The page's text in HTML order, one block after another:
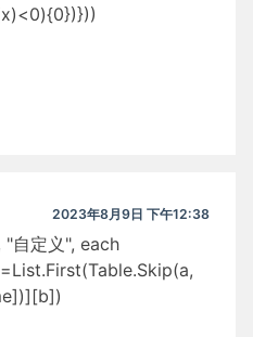
2023年8月9日 下午12:38
自定义", each